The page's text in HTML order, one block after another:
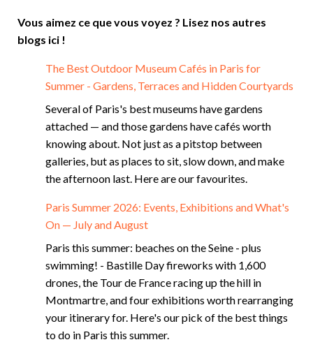
Vous aimez ce que vous voyez ? Lisez nos autres
blogs ici !
The Best Outdoor Museum Cafés in Paris for
Summer - Gardens, Terraces and Hidden Courtyards
Several of Paris's best museums have gardens
attached — and those gardens have cafés worth
knowing about. Not just as a pitstop between
galleries, but as places to sit, slow down, and make
the afternoon last. Here are our favourites.
Paris Summer 2026: Events, Exhibitions and What's
On — July and August
Paris this summer: beaches on the Seine - plus
swimming! - Bastille Day fireworks with 1,600
drones, the Tour de France racing up the hill in
Montmartre, and four exhibitions worth rearranging
your itinerary for. Here's our pick of the best things
to do in Paris this summer.